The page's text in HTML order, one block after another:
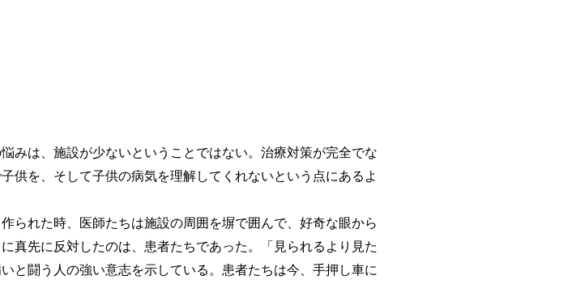
みは、施設が少ないということではない。治療対策が完全でな
供を、そして子供の病気を理解してくれないという点にあるよ
られた時、医師たちは施設の周囲を塀で囲んで、好奇な眼から
真先に反対したのは、患者たちであった。「見られるより見た
と闘う人の強い意志を示している。患者たちは今、手押し車に